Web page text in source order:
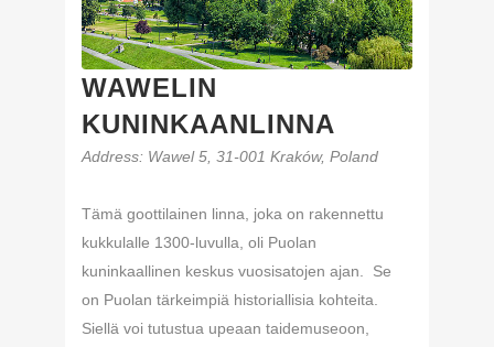
WAWELIN
KUNINKAANLINNA
Address: Wawel 5, 31-001 Kraków, Poland
Tämä goottilainen linna, joka on rakennettu
kukkulalle 1300-luvulla, oli Puolan
kuninkaallinen keskus vuosisatojen ajan. Se
on Puolan tärkeimpiä historiallisia kohteita.
Siellä voi tutustua upeaan taidemuseoon,